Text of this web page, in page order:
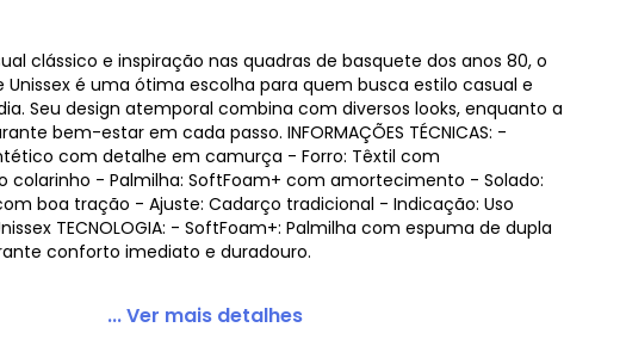
clássico e inspiração nas quadras de basquete dos anos 80, o
Unissex é uma ótima escolha para quem busca estilo casual e
Seu design atemporal combina com diversos looks, enquanto a
bem-estar em cada passo. INFORMAÇÕES TÉCNICAS: -
com detalhe em camurça - Forro: Têxtil com
colarinho - Palmilha: SoftFoam+ com amortecimento - Solado:
boa tração - Ajuste: Cadarço tradicional - Indicação: Uso
TECNOLOGIA: - SoftFoam+: Palmilha com espuma de dupla
conforto imediato e duradouro.
... Ver mais detalhes